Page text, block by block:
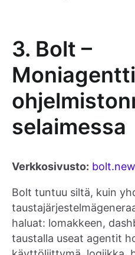
3. Bolt –
selaimessa
Verkkosivusto: bolt.new
Bolt tuntuu siltä, kuin
haluat: lomakkeen,
taustalla useat agentit